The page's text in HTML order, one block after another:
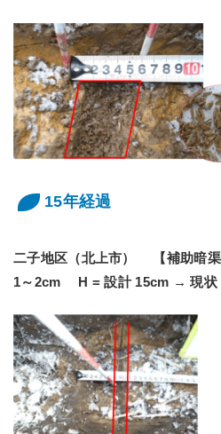
15年経過
二子地区（北上市） 【補助暗
1～2cm H = 設計 15cm → 現状